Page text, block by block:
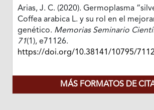
Arias, J. C. (2020). Germoplasma
Coffea arabica L. y su rol en el
genético. Memorias Seminario
71(1), e71126.
https://doi.org/10.38141/10795/
MÁS FORMATOS DE